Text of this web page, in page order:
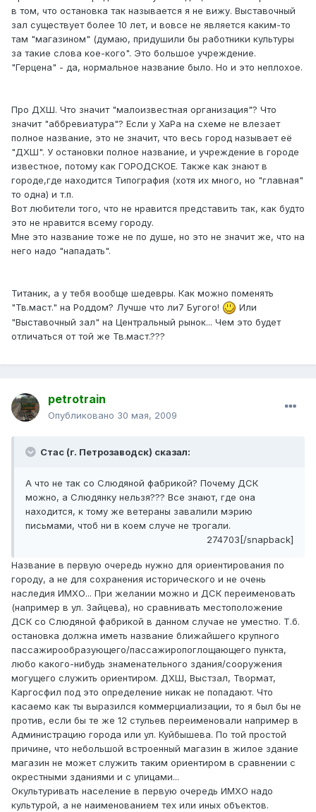
в том, что остановка так называется я не вижу. Выставочный
зал существует более 10 лет, и вовсе не является каким-то
там "магазином" (думаю, придушили бы работники культуры
за такие слова кое-кого". Это большое учреждение.
"Герцена" - да, нормальное название было. Но и это неплохое.
Про ДХШ. Что значит "малоизвестная организация"? Что
значит "аббревиатура"? Если у ХаРа на схеме не влезает
полное название, это не значит, что весь город называет её
"ДХШ". У остановки полное название, и учреждение в городе
известное, потому как ГОРОДСКОЕ. Также как знают в
городе,где находится Типография (хотя их много, но "главная"
то одна) и т.п.
Вот любители того, что не нравится представить так, как будто
это не нравится всему городу.
Мне это название тоже не по душе, но это не значит же, что на
него надо "нападать".
Титаник, а у тебя вообще шедевры. Как можно поменять
"Тв.маст." на Роддом? Лучше что ли7 Бугого!
Или
"Выставочный зал" на Центральный рынок... Чем это будет
отличаться от той же Тв.маст.???
petrotrain
Опубликовано 30 мая, 2009
Стас (г. Петрозаводск) сказал:
А что не так со Слюдяной фабрикой? Почему ДСК
можно, а Слюдянку нельзя??? Все знают, где она
находится, к тому же ветераны завалили мэрию
письмами, чтоб ни в коем случе не трогали.
274703[/snapback]
Название в первую очередь нужно для ориентирования по
городу, а не для сохранения исторического и не очень
наследия ИМХО... При желании можно и ДСК переименовать
(например в ул. Зайцева), но сравнивать местоположение
ДСК со Слюдяной фабрикой в данном случае не уместно. Т.б.
остановка должна иметь название ближайшего крупного
пассажирообразующего/пассажиропоглощающего пункта,
любо какого-нибудь знаменательного здания/сооружения
могущего служить ориентиром. ДХШ, Выстзал, Твормат,
Каргосфил под это определение никак не попадают. Что
касаемо как ты выразился коммерциализации, то я был бы не
против, если бы те же 12 стульев переименовали например в
Администрацию города или ул. Куйбышева. По той простой
причине, что небольшой встроенный магазин в жилое здание
магазин не может служить таким ориентиром в сравнении с
окрестными зданиями и с улицами...
Окультуривать население в первую очередь ИМХО надо
культурой, а не наименованием тех или иных объектов.